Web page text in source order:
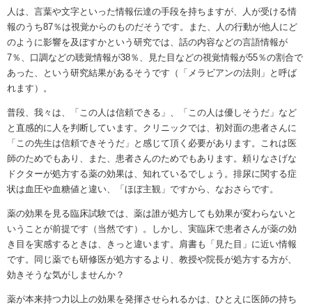
人は、言葉や文字といった情報伝達の手段を持ちますが、人が受ける情
報のうち87％は視覚からのものだそうです。また、人の行動が他人にど
のように影響を及ぼすかという研究では、話の内容などの言語情報が
7％、口調などの聴覚情報が38％、見た目などの視覚情報が55％の割合で
あった、という研究結果があるそうです（「メラビアンの法則」と呼ば
れます）。
普段、我々は、「この人は信頼できる」、「この人は優しそうだ」など
と直感的に人を判断しています。クリニックでは、初対面の患者さんに
「この先生は信頼できそうだ」と感じて頂く必要があります。これは医
師のためでもあり、また、患者さんのためでもあります。頼りなさげな
ドクターが処方する薬の効果は、知れているでしょう。排尿に関する症
状は血圧や血糖値と違い、「ほぼ主観」ですから、なおさらです。
薬の効果を見る臨床試験では、薬は誰が処方しても効果が変わらないと
いうことが前提です（当然です）。しかし、実臨床で患者さんが薬の効
き目を実感するときは、きっと違います。肩書も「見た目」に近い情報
です。同じ薬でも研修医が処方するより、教授や院長が処方する方が、
効きそうな気がしませんか？
薬が本来持つ力以上の効果を発揮させられるかは、ひとえに医師の持ち